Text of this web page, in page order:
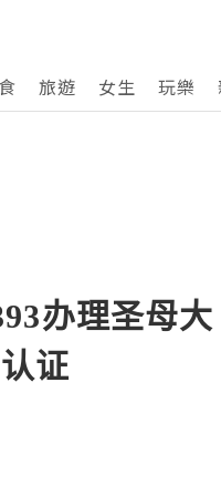
旅遊 女生 玩樂
办理圣母大
证